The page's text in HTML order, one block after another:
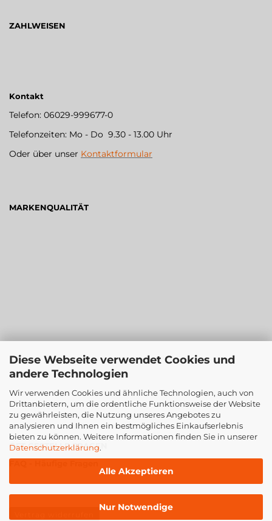
Diese Webseite verwendet Cookies und
andere Technologien
Wir verwenden Cookies und ähnliche Technologien, auch von
Drittanbietern, um die ordentliche Funktionsweise der Website
zu gewährleisten, die Nutzung unseres Angebotes zu
analysieren und Ihnen ein bestmögliches Einkaufserlebnis
bieten zu können. Weitere Informationen finden Sie in unserer
Datenschutzerklärung.
Alle Akzeptieren
Nur Notwendige
ZAHLWEISEN
Kontakt
Telefon: 06029-999677-0
Telefonzeiten: Mo - Do 9.30 - 13.00 Uhr
Oder über unser Kontaktformular
MARKENQUALITÄT
OFT GESTELLE FRAGEN
FAQ - Häufige Fragen